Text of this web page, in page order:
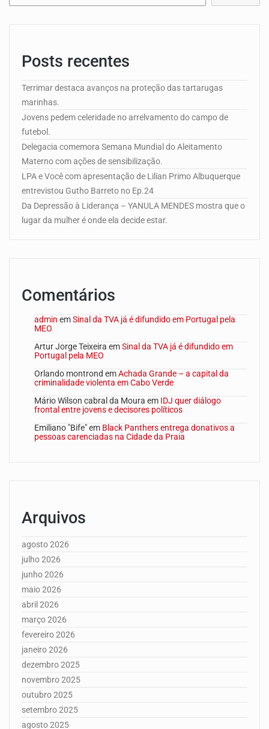
Posts recentes
Terrimar destaca avanços na proteção das tartarugas
marinhas.
Jovens pedem celeridade no arrelvamento do campo de
futebol.
Delegacia comemora Semana Mundial do Aleitamento
Materno com ações de sensibilização.
LPA e Você com apresentação de Lilian Primo Albuquerque
entrevistou Gutho Barreto no Ep.24
Da Depressão à Liderança – YANULA MENDES mostra que o
lugar da mulher é onde ela decide estar.
Comentários
admin emSinal da TVA já é difundido em Portugal pela
MEO
Artur Jorge Teixeira emSinal da TVA já é difundido em
Portugal pela MEO
Orlando montrond emAchada Grande – a capital da
criminalidade violenta em Cabo Verde
Mário Wilson cabral da Moura em IDJ quer diálogo
frontal entre jovens e decisores políticos
Emiliano "Bife"em Black Panthers entrega donativos a
pessoas carenciadas na Cidade da Praia
Arquivos
agosto 2026
julho 2026
junho 2026
maio 2026
abril 2026
março 2026
fevereiro 2026
janeiro 2026
dezembro 2025
novembro 2025
outubro 2025
setembro 2025
agosto 2025